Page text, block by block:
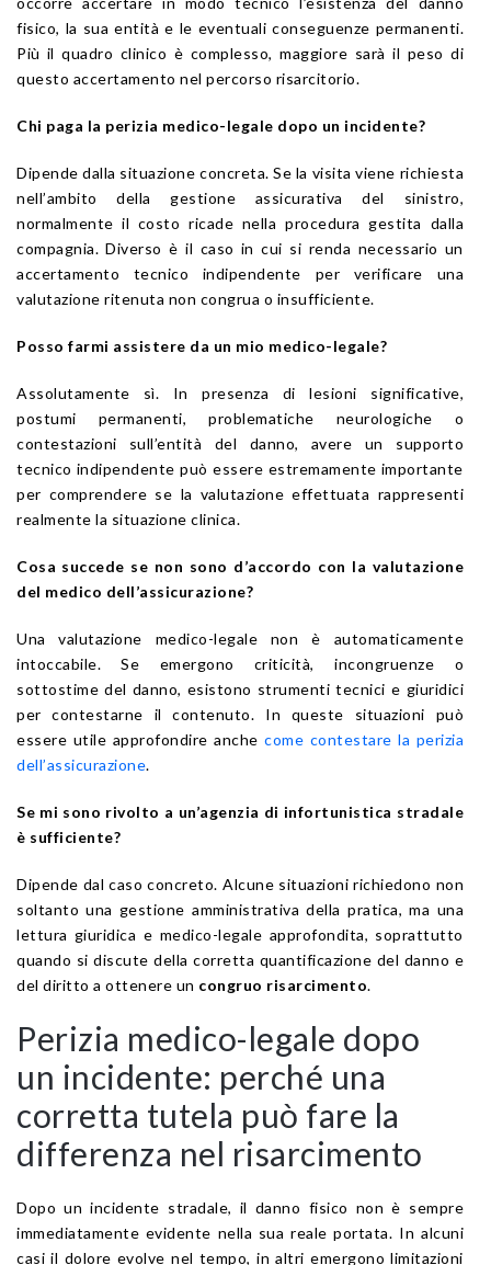
fisico, la sua entità e le eventuali conseguenze permanenti.
Più il quadro clinico è complesso, maggiore sarà il peso di
questo accertamento nel percorso risarcitorio.
Chi paga la perizia medico-legale dopo un incidente?
Dipende dalla situazione concreta. Se la visita viene richiesta
nell’ambito della gestione assicurativa del sinistro,
normalmente il costo ricade nella procedura gestita dalla
compagnia. Diverso è il caso in cui si renda necessario un
accertamento tecnico indipendente per verificare una
valutazione ritenuta non congrua o insufficiente.
Posso farmi assistere da un mio medico-legale?
Assolutamente sì. In presenza di lesioni significative,
postumi permanenti, problematiche neurologiche o
contestazioni sull’entità del danno, avere un supporto
tecnico indipendente può essere estremamente importante
per comprendere se la valutazione effettuata rappresenti
realmente la situazione clinica.
Cosa succede se non sono d’accordo con la valutazione
del medico dell’assicurazione?
Una valutazione medico-legale non è automaticamente
intoccabile. Se emergono criticità, incongruenze o
sottostime del danno, esistono strumenti tecnici e giuridici
per contestarne il contenuto. In queste situazioni può
essere utile approfondire anche come contestare la perizia
dell’assicurazione.
Se mi sono rivolto a un’agenzia di infortunistica stradale
è sufficiente?
Dipende dal caso concreto. Alcune situazioni richiedono non
soltanto una gestione amministrativa della pratica, ma una
lettura giuridica e medico-legale approfondita, soprattutto
quando si discute della corretta quantificazione del danno e
del diritto a ottenere un congruo risarcimento.
Perizia medico-legale dopo
un incidente: perché una
corretta tutela può fare la
differenza nel risarcimento
Dopo un incidente stradale, il danno fisico non è sempre
immediatamente evidente nella sua reale portata. In alcuni
casi il dolore evolve nel tempo, in altri emergono limitazioni